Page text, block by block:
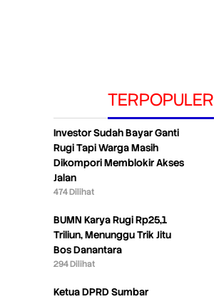
TERPOPULER
Investor Sudah Bayar Ganti
Rugi Tapi Warga Masih
Dikompori Memblokir Akses
Jalan
474 Dilihat
BUMN Karya Rugi Rp25,1
Triliun, Menunggu Trik Jitu
Bos Danantara
294 Dilihat
Ketua DPRD Sumbar